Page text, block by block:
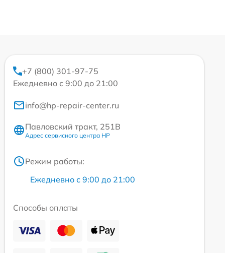
+7 (800) 301-97-75
Ежедневно с 9:00 до 21:00
info@hp-repair-center.ru
Павловский тракт, 251В
Адрес сервисного центра HP
Режим работы:
Ежедневно с 9:00 до 21:00
Способы оплаты